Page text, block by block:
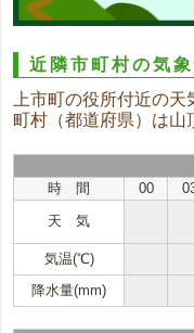
近隣市町村の気
上市町の役所付近の天
町村（都道府県）は山
時 間
00
天 気
気温(℃)
降水量(mm)